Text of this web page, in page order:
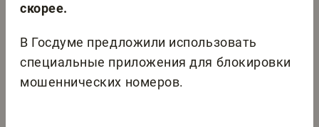
скорее.
В Госдуме предложили использовать
специальные приложения для блокировки
мошеннических номеров.